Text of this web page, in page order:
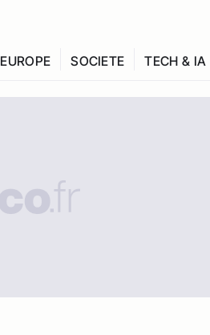
EUROPE SOCIETE TECH & IA